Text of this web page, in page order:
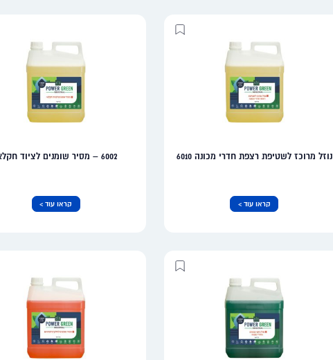
נוזל מרוכז לשטיפת רצפת חדרי מכונה 6010
קראו עוד >
6002 – מסיר שומנים לציוד חקלאי
קראו עוד >